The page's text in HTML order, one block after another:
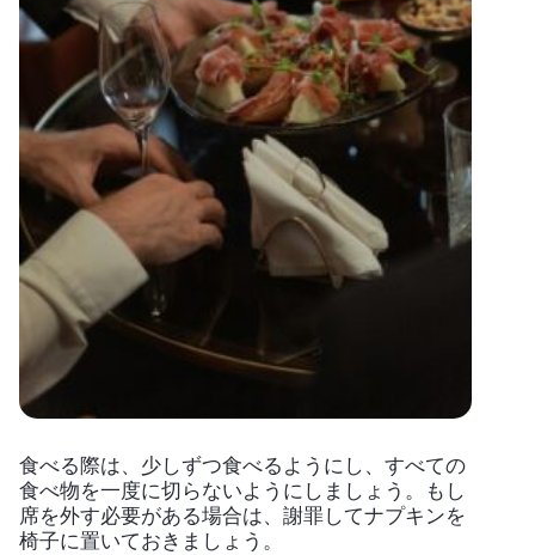
食べる際は、少しずつ食べるようにし、すべての
食べ物を一度に切らないようにしましょう。もし
席を外す必要がある場合は、謝罪してナプキンを
椅子に置いておきましょう。